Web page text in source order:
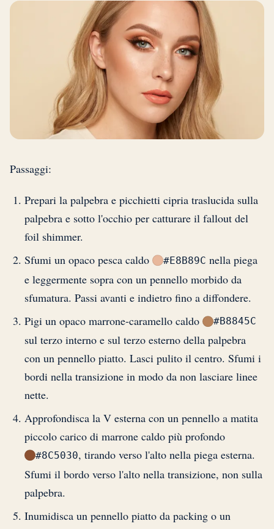
Passaggi:
Prepari la palpebra e picchietti cipria traslucida sulla
palpebra e sotto l'occhio per catturare il fallout del
foil shimmer.
Sfumi un opaco pesca caldo
#E8B89C nella piega
e leggermente sopra con un pennello morbido da
sfumatura. Passi avanti e indietro fino a diffondere.
Pigi un opaco marrone-caramello caldo
#B8845C
sul terzo interno e sul terzo esterno della palpebra
con un pennello piatto. Lasci pulito il centro. Sfumi i
bordi nella transizione in modo da non lasciare linee
nette.
Approfondisca la V esterna con un pennello a matita
piccolo carico di marrone caldo più profondo
#8C5030, tirando verso l'alto nella piega esterna.
Sfumi il bordo verso l'alto nella transizione, non sulla
palpebra.
Inumidisca un pennello piatto da packing o un